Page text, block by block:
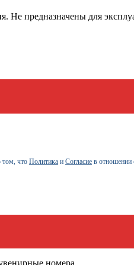
предназначены для
том, что Политика и Согласие в отношении
номера